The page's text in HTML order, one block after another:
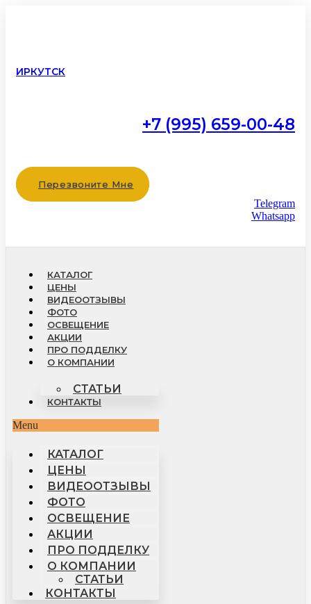
ИРКУТСК
+7 (995) 659-00-48
Перезвоните Мне
Telegram
Whatsapp
КАТАЛОГ
ЦЕНЫ
ВИДЕООТЗЫВЫ
ФОТО
ОСВЕЩЕНИЕ
АКЦИИ
ПРО ПОДДЕЛКУ
О КОМПАНИИ
СТАТЬИ
КОНТАКТЫ
Menu
КАТАЛОГ
ЦЕНЫ
ВИДЕООТЗЫВЫ
ФОТО
ОСВЕЩЕНИЕ
АКЦИИ
ПРО ПОДДЕЛКУ
О КОМПАНИИ
СТАТЬИ
КОНТАКТЫ